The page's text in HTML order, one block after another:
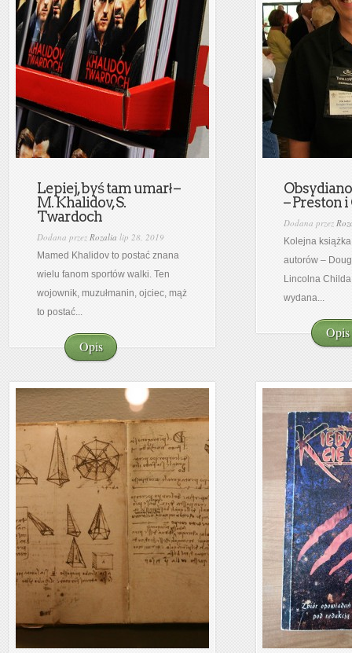
Lepiej, byś tam umarł –
M. Khalidov, S.
Twardoch
Dodana przez Rozalia lip 28, 2019
Mamed Khalidov to postać znana
wielu fanom sportów walki. Ten
wojownik, muzułmanin, ojciec, mąż
to postać...
Opis
– Preston
Dodana przez
Kolejna
autorów –
Lincolna
wydana...
Opis